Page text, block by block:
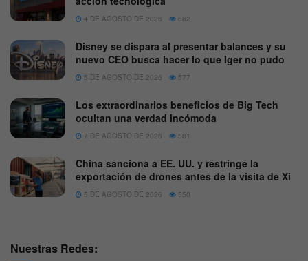
4 DE AGOSTO DE 2026 682
Disney se dispara al presentar balances y su
nuevo CEO busca hacer lo que Iger no pudo
5 DE AGOSTO DE 2026 577
Los extraordinarios beneficios de Big Tech
ocultan una verdad incómoda
7 DE AGOSTO DE 2026 581
China sanciona a EE. UU. y restringe la
exportación de drones antes de la visita de Xi
5 DE AGOSTO DE 2026 550
Nuestras Redes: